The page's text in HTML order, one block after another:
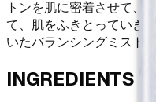
トンを肌に密着させて、
て、肌をふきとっていき
いたバランシングミスト
INGREDIENTS